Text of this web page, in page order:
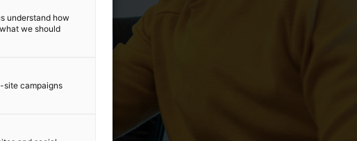
understand how
we should
site campaigns